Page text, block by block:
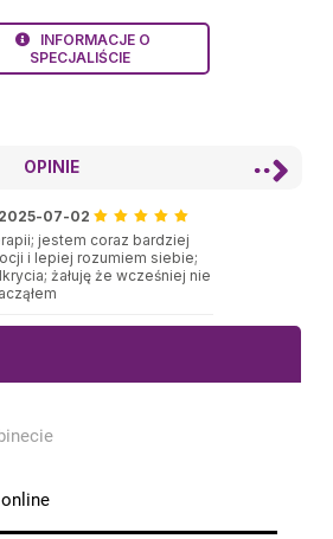
INFORMACJE O
SPECJALIŚCIE
OPINIE
2025-07-02
jestem coraz bardziej
i lepiej rozumiem siebie;
żałuję że wcześniej nie
pelny profesjonalizm,
w profesjonalny sposób
10-30
jaką do tej pory miałam.